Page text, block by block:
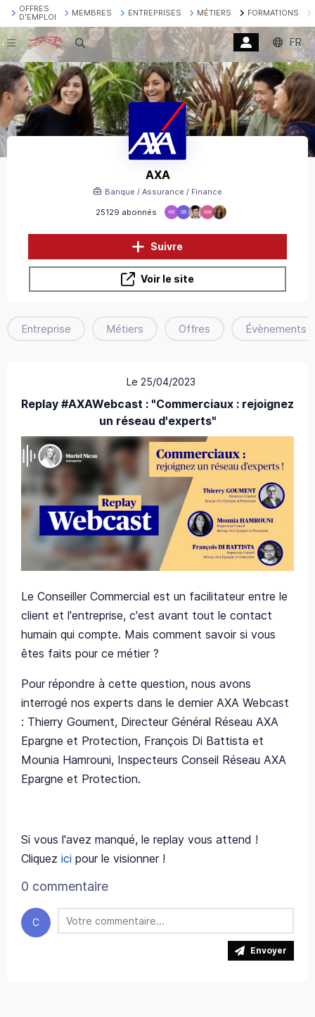
OFFRES
D'EMPLOI
MEMBRES ENTREPRISES MÉTIERS FORMATIONS
Recherche FR
AXA
25129 abonnés AB SB AM
Banque / Assurance / Finance
Suivre
Voir le site
Entreprise Métiers Offres Évènements
Le 25/04/2023
Replay #AXAWebcast : "Commerciaux : rejoignez
un réseau d'experts"
Le Conseiller Commercial est un facilitateur entre le
client et l'entreprise, c'est avant tout le contact
humain qui compte. Mais comment savoir si vous
êtes faits pour ce métier ?
Pour répondre à cette question, nous avons
interrogé nos experts dans le dernier AXA Webcast
: Thierry Goument, Directeur Général Réseau AXA
Epargne et Protection, François Di Battista et
Mounia Hamrouni, Inspecteurs Conseil Réseau AXA
Epargne et Protection.
Si vous l'avez manqué, le replay vous attend !
Cliquez ici pour le visionner !
0 commentaire
C
Envoyer